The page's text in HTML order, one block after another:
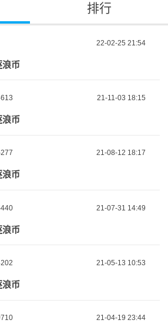
排行
22-02-25 21:54
浪币
21-11-03 18:15
浪币
21-08-12 18:17
浪币
21-07-31 14:49
浪币
21-05-13 10:53
浪币
21-04-19 23:44